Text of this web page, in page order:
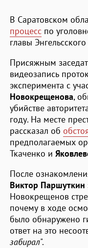
В Саратовском
процесс по
главы
Присяжным
видеозапись
эксперимента с
Новокрещенова,
убийстве
году. На месте
рассказал об
предполагаемых
Ткаченко и
После
Виктор Паршуткин
Новокрещенов
почему в ходе
было обнаружено
ответ на это
забирал".